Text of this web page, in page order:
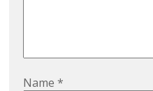
Name*